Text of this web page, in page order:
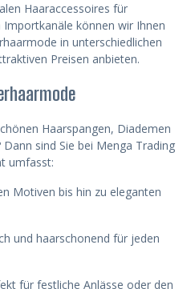
Haaraccessoires für
Importkanäle können wir Ihnen
in unterschiedlichen
Preisen anbieten.
Haarspangen, Diademen
sind Sie bei Menga Trading
umfasst:
Motiven bis hin zu eleganten
und haarschonend für jeden
für festliche Anlässe oder den